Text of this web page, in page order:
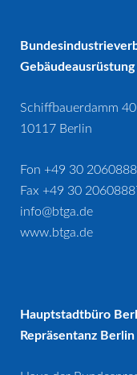
Gebäudeausrüstung
Schiffbauerdamm 40
10117 Berlin
Fon +49 30
Fax +49 30
info@btga.de
www.btga.de
Hauptstadtbüro
Repräsentanz Berlin